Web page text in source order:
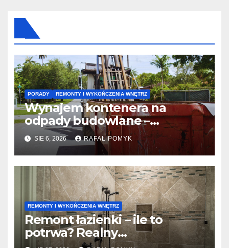
PORADY REMONTY I WYKOŃCZENIA WNĘTRZ
Wynajem kontenera na
odpady budowlane –
praktyczny przewodnik dla
zlecającego remont
SIE 6, 2026 RAFAŁ POMYK
REMONTY I WYKOŃCZENIA WNĘTRZ
Remont łazienki – ile to
potrwa? Realny